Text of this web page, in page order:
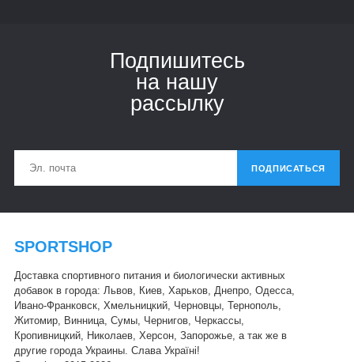
Подпишитесь
на нашу
рассылку
ПОДПИСАТЬСЯ
SPORTSHOP
Доставка спортивного питания и биологически активных
добавок в города: Львов, Киев, Харьков, Днепро, Одесса,
Ивано-Франковск, Хмельницкий, Черновцы, Тернополь,
Житомир, Винница, Сумы, Чернигов, Черкассы,
Кропивницкий, Николаев, Херсон, Запорожье, а так же в
другие города Украины. Слава Україні!